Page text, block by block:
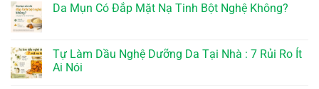
Da Mụn Có Đắp Mặt Nạ Tinh Bột Nghệ Không?
Tự Làm Dầu Nghệ Dưỡng Da Tại Nhà : 7 Rủi Ro Ít
Ai Nói